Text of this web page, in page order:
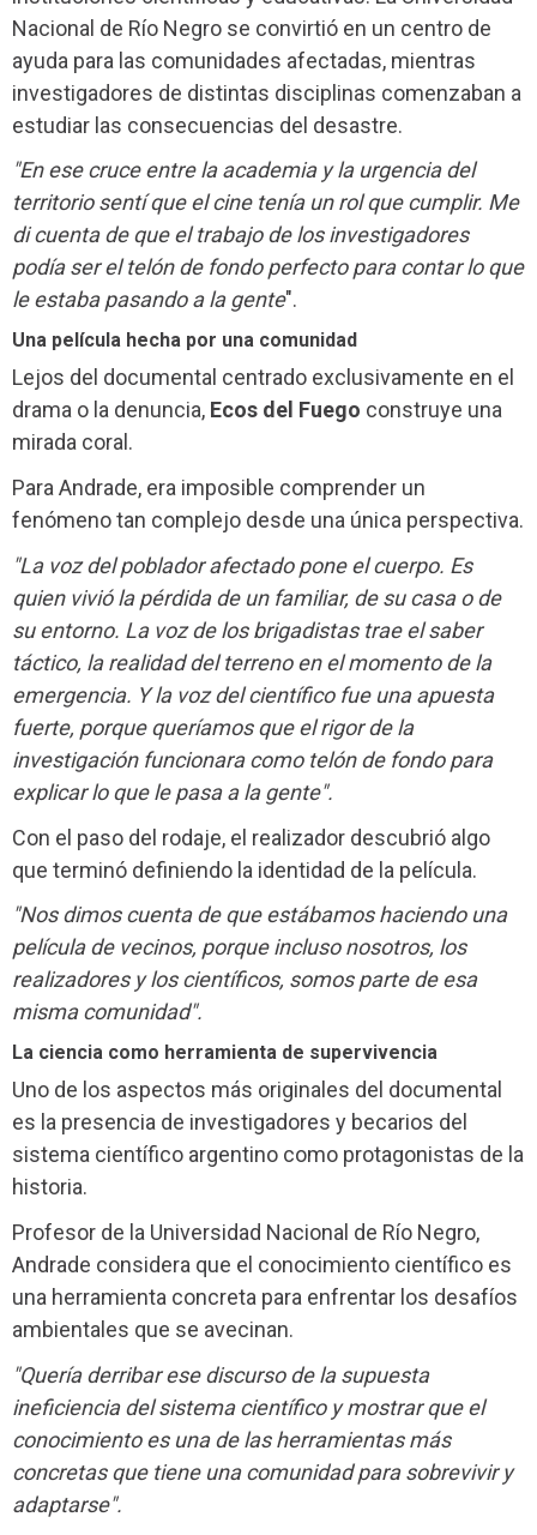
Nacional de Río Negro se convirtió en un centro de
ayuda para las comunidades afectadas, mientras
investigadores de distintas disciplinas comenzaban a
estudiar las consecuencias del desastre.
"En ese cruce entre la academia y la urgencia del
territorio sentí que el cine tenía un rol que cumplir. Me
di cuenta de que el trabajo de los investigadores
podía ser el telón de fondo perfecto para contar lo que
le estaba pasando a la gente".
Una película hecha por una comunidad
Lejos del documental centrado exclusivamente en el
drama o la denuncia, Ecos del Fuego construye una
mirada coral.
Para Andrade, era imposible comprender un
fenómeno tan complejo desde una única perspectiva.
"La voz del poblador afectado pone el cuerpo. Es
quien vivió la pérdida de un familiar, de su casa o de
su entorno. La voz de los brigadistas trae el saber
táctico, la realidad del terreno en el momento de la
emergencia. Y la voz del científico fue una apuesta
fuerte, porque queríamos que el rigor de la
investigación funcionara como telón de fondo para
explicar lo que le pasa a la gente".
Con el paso del rodaje, el realizador descubrió algo
que terminó definiendo la identidad de la película.
"Nos dimos cuenta de que estábamos haciendo una
película de vecinos, porque incluso nosotros, los
realizadores y los científicos, somos parte de esa
misma comunidad".
La ciencia como herramienta de supervivencia
Uno de los aspectos más originales del documental
es la presencia de investigadores y becarios del
sistema científico argentino como protagonistas de la
historia.
Profesor de la Universidad Nacional de Río Negro,
Andrade considera que el conocimiento científico es
una herramienta concreta para enfrentar los desafíos
ambientales que se avecinan.
"Quería derribar ese discurso de la supuesta
ineficiencia del sistema científico y mostrar que el
conocimiento es una de las herramientas más
concretas que tiene una comunidad para sobrevivir y
adaptarse".